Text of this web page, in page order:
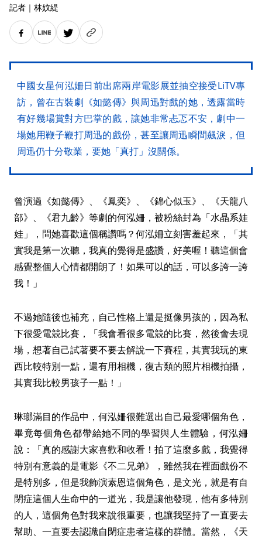
記者 ｜ 林妏緹
中國女星何泓姍日前出席兩岸電影展並抽空接受LiTV專
訪，曾在古裝劇《如懿傳》與周迅對戲的她，透露當時
有好幾場賞對方巴掌的戲，讓她非常忐忑不安，劇中一
場她用鞭子鞭打周迅的戲份，甚至讓周迅瞬間飆淚，但
周迅仍十分敬業，要她「真打」沒關係。
曾演過《如懿傳》、《鳳奕》、《錦心似玉》、《天龍八
部》、《君九齡》等劇的何泓姍，被粉絲封為「水晶系娃
娃」，問她喜歡這個稱讚嗎？何泓姍立刻害羞起來，「其
實我是第一次聽，我真的覺得是盛讚，好美喔！聽這個會
感覺整個人心情都開朗了！如果可以的話，可以多誇一誇
我！」
不過她隨後也補充，自己性格上還是挺像男孩的，因為私
下很愛電競比賽，「我會看很多電競的比賽，然後會去現
場，想著自己試著要不要去解說一下賽程，其實我玩的東
西比較特別一點，還有用相機，復古類的照片相機拍攝，
其實我比較男孩子一點！」
琳瑯滿目的作品中，何泓姍很難選出自己最愛哪個角色，
畢竟每個角色都帶給她不同的學習與人生體驗，何泓姍
說：「真的感謝大家喜歡和收看！拍了這麼多戲，我覺得
特別有意義的是電影《不二兄弟》，雖然我在裡面戲份不
是特別多，但是我飾演素恩這個角色，是文光，就是有自
閉症這個人生命中的一道光，我是讓他發現，他有多特別
的人，這個角色對我來說很重要，也讓我堅持了一直要去
幫助、一直要去認識自閉症患者這樣的群體。當然，《天